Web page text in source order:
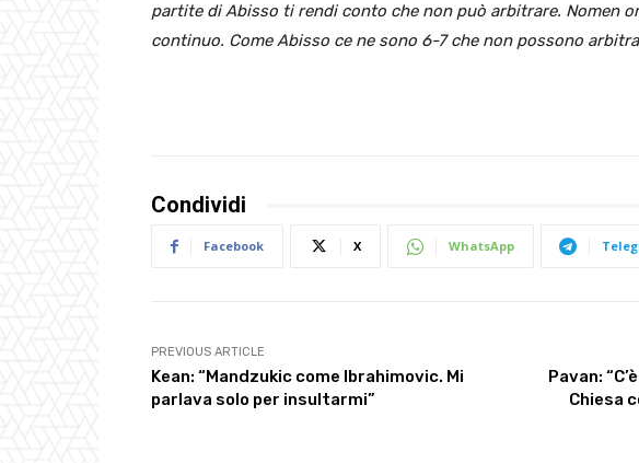
partite di Abisso ti rendi conto che non può arbitrare. Nomen
continuo. Come Abisso ce ne sono 6-7 che non possono
Condividi
Facebook X WhatsApp
PREVIOUS ARTICLE
Kean: “Mandzukic come Ibrahimovic. Mi
parlava solo per insultarmi”
Pavan:
Chiesa